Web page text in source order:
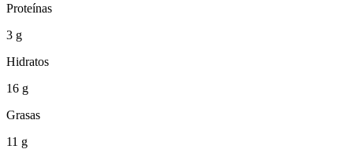
Proteínas
3 g
Hidratos
16 g
Grasas
11 g